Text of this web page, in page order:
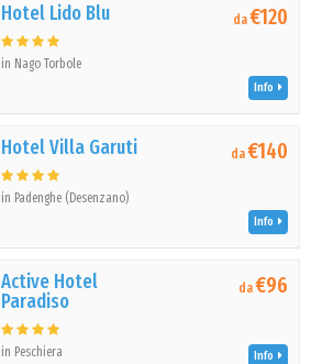
Hotel Lido Blu
in Nago Torbole
da€120
Info
Hotel Villa Garuti
in Padenghe (Desenzano)
da€140
Info
Active Hotel
Paradiso
in Peschiera
da€96
Info